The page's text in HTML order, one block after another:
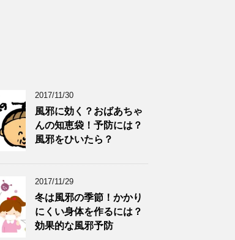
2017/11/30
風邪に効く？おばあちゃ
んの知恵袋！予防には？
風邪をひいたら？
2017/11/29
冬は風邪の季節！かかり
にくい身体を作るには？
効果的な風邪予防